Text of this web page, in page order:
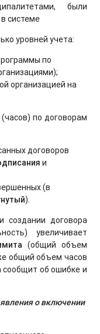
были
системе
уровней учета:
по
организацией на
по договорам
договоров
и
(в
).
создании договора
увеличивает
(общий объем
общий объем часов
сообщит об ошибке и
о включении